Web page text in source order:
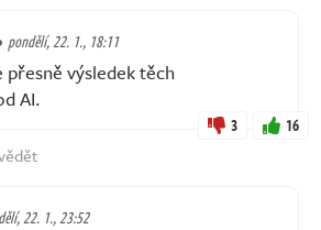
pondělí, 22. 1., 18:11
výsledek těch
AI.
3 16
22. 1., 23:52